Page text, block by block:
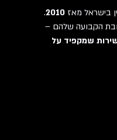
בישראל מאז2010
.
הקבועה שלהם –
שמקפיד על